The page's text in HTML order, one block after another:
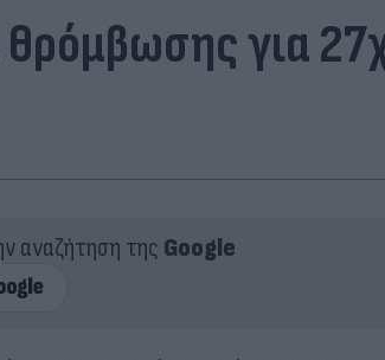
για
αναζήτηση της Google